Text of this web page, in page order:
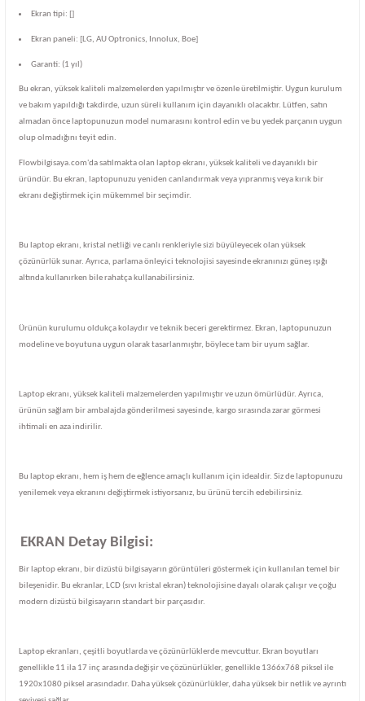
Ekran tipi: []
Ekran paneli: [LG, AU Optronics, Innolux, Boe]
Garanti: (1 yıl)
Bu ekran, yüksek kaliteli malzemelerden yapılmıştır ve özenle üretilmiştir. Uygun kurulum
ve bakım yapıldığı takdirde, uzun süreli kullanım için dayanıklı olacaktır. Lütfen, satın
almadan önce laptopunuzun model numarasını kontrol edin ve bu yedek parçanın uygun
olup olmadığını teyit edin.
Flowbilgisaya.com'da satılmakta olan laptop ekranı, yüksek kaliteli ve dayanıklı bir
üründür. Bu ekran, laptopunuzu yeniden canlandırmak veya yıpranmış veya kırık bir
ekranı değiştirmek için mükemmel bir seçimdir.
Bu laptop ekranı, kristal netliği ve canlı renkleriyle sizi büyüleyecek olan yüksek
çözünürlük sunar. Ayrıca, parlama önleyici teknolojisi sayesinde ekranınızı güneş ışığı
altında kullanırken bile rahatça kullanabilirsiniz.
Ürünün kurulumu oldukça kolaydır ve teknik beceri gerektirmez. Ekran, laptopunuzun
modeline ve boyutuna uygun olarak tasarlanmıştır, böylece tam bir uyum sağlar.
Laptop ekranı, yüksek kaliteli malzemelerden yapılmıştır ve uzun ömürlüdür. Ayrıca,
ürünün sağlam bir ambalajda gönderilmesi sayesinde, kargo sırasında zarar görmesi
ihtimali en aza indirilir.
Bu laptop ekranı, hem iş hem de eğlence amaçlı kullanım için idealdir. Siz de laptopunuzu
yenilemek veya ekranını değiştirmek istiyorsanız, bu ürünü tercih edebilirsiniz.
EKRAN Detay Bilgisi:
Bir laptop ekranı, bir dizüstü bilgisayarın görüntüleri göstermek için kullanılan temel bir
bileşenidir. Bu ekranlar, LCD (sıvı kristal ekran) teknolojisine dayalı olarak çalışır ve çoğu
modern dizüstü bilgisayarın standart bir parçasıdır.
Laptop ekranları, çeşitli boyutlarda ve çözünürlüklerde mevcuttur. Ekran boyutları
genellikle 11 ila 17 inç arasında değişir ve çözünürlükler, genellikle 1366x768 piksel ile
1920x1080 piksel arasındadır. Daha yüksek çözünürlükler, daha yüksek bir netlik ve ayrıntı